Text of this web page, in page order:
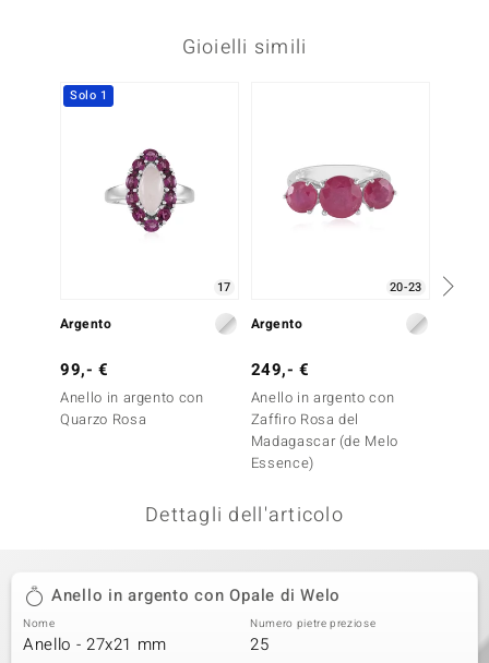
Gioielli simili
Solo 1
17
Argento
99,- €
Anello in argento con
Quarzo Rosa
20-23
Argento
249,- €
Anello in argento con
Zaffiro Rosa del
Madagascar (de Melo
Essence)
Dettagli dell'articolo
Anello in argento con Opale di Welo
Nome
Anello - 27x21 mm
Numero pietre preziose
25